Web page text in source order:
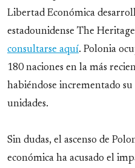
Libertad Económica
estadounidense The
consultarse aquí. Polonia
180 naciones en la más
habiéndose incrementado
unidades.
Sin dudas, el ascenso de
económica ha acusado el